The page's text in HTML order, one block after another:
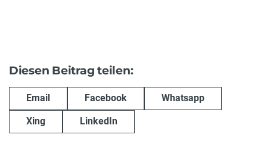
Diesen Beitrag teilen:
Email Facebook Whatsapp
Xing LinkedIn